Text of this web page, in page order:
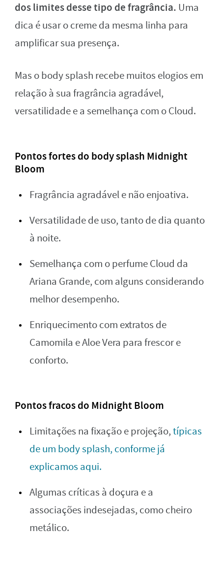
dos limites desse tipo de fragrância. Uma
dica é usar o creme da mesma linha para
amplificar sua presença.
Mas o body splash recebe muitos elogios em
relação à sua fragrância agradável,
versatilidade e a semelhança com o Cloud.
Pontos fortes do body splash Midnight
Bloom
Fragrância agradável e não enjoativa.
Versatilidade de uso, tanto de dia quanto
à noite.
Semelhança com o perfume Cloud da
Ariana Grande, com alguns considerando
melhor desempenho.
Enriquecimento com extratos de
Camomila e Aloe Vera para frescor e
conforto.
Pontos fracos do Midnight Bloom
Limitações na fixação e projeção,típicas
de um body splash, conforme já
explicamos aqui.
Algumas críticas à doçura e a
associações indesejadas, como cheiro
metálico.